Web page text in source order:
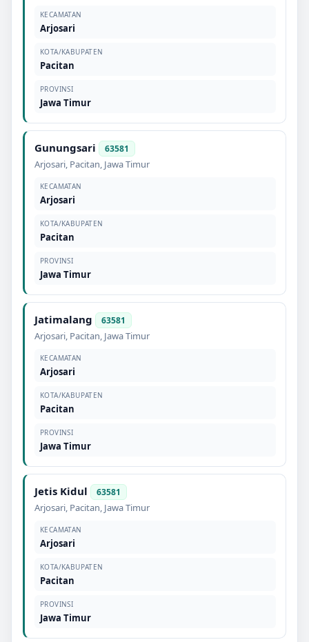
KECAMATAN
Arjosari
KOTA/KABUPATEN
Pacitan
PROVINSI
Jawa Timur
Gunungsari 63581
Arjosari, Pacitan, Jawa Timur
KECAMATAN
Arjosari
KOTA/KABUPATEN
Pacitan
PROVINSI
Jawa Timur
Jatimalang 63581
Arjosari, Pacitan, Jawa Timur
KECAMATAN
Arjosari
KOTA/KABUPATEN
Pacitan
PROVINSI
Jawa Timur
Jetis Kidul 63581
Arjosari, Pacitan, Jawa Timur
KECAMATAN
Arjosari
KOTA/KABUPATEN
Pacitan
PROVINSI
Jawa Timur